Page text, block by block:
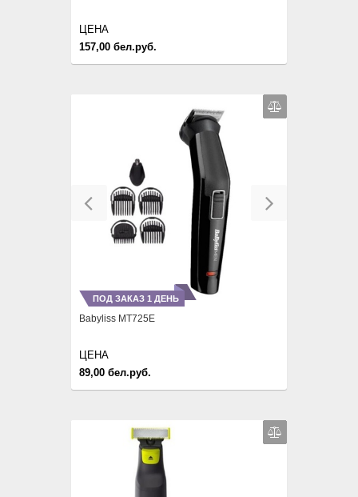
157,00 бел.руб.
ЦЕНА
Previous
ПОД ЗАКАЗ 1 ДЕНЬ
Babyliss MT725E
89,00 бел.руб.
ЦЕНА